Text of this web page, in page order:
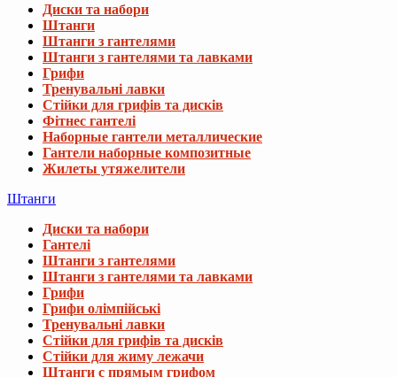
Диски та набори
Штанги
Штанги з гантелями
Штанги з гантелями та лавками
Грифи
Тренувальні лавки
Стійки для грифів та дисків
Фітнес гантелі
Наборные гантели металлические
Гантели наборные композитные
Жилеты утяжелители
Штанги
Диски та набори
Гантелі
Штанги з гантелями
Штанги з гантелями та лавками
Грифи
Грифи олімпійські
Тренувальні лавки
Стійки для грифів та дисків
Стійки для жиму лежачи
Штанги с прямым грифом